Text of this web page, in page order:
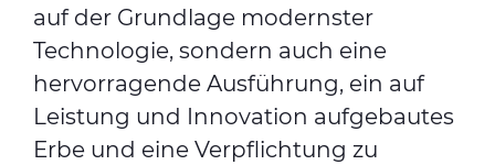
auf der Grundlage modernster
Technologie, sondern auch eine
hervorragende Ausführung, ein auf
Leistung und Innovation aufgebautes
Erbe und eine Verpflichtung zu